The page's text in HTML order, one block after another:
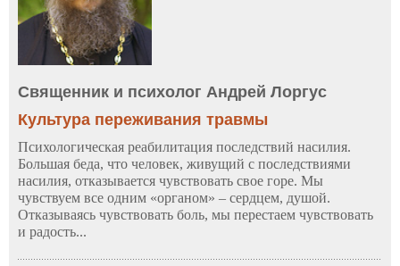
Священник и психолог Андрей Лоргус
Культура переживания травмы
Психологическая реабилитация последствий насилия.
Большая беда, что человек, живущий с последствиями
насилия, отказывается чувствовать свое горе. Мы
чувствуем все одним «органом» – сердцем, душой.
Отказываясь чувствовать боль, мы перестаем чувствовать
и радость...